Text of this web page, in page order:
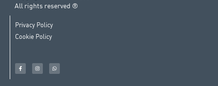
All rights reserved ®
Privacy Policy
Cookie Policy